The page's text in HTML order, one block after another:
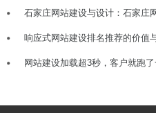
石家庄网站建设与设计：石家庄
响应式网站建设排名推荐的价值
网站建设加载超3秒，客户就跑